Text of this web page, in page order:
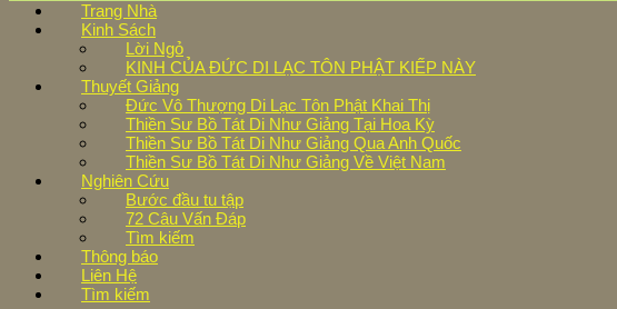
Trang Nhà
Kinh Sách
Lời Ngỏ
KINH CỦA ĐỨC DI LẠC TÔN PHẬT KIẾP NÀY
Thuyết Giảng
Đức Vô Thượng Di Lạc Tôn Phật Khai Thị
Thiền Sư Bồ Tát Di Như Giảng Tại Hoa Kỳ
Thiền Sư Bồ Tát Di Như Giảng Qua Anh Quốc
Thiền Sư Bồ Tát Di Như Giảng Về Việt Nam
Nghiên Cứu
Bước đầu tu tập
72 Câu Vấn Đáp
Tìm kiếm
Thông báo
Liên Hệ
Tìm kiếm